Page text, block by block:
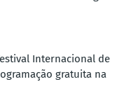
Internacional de
gratuita na